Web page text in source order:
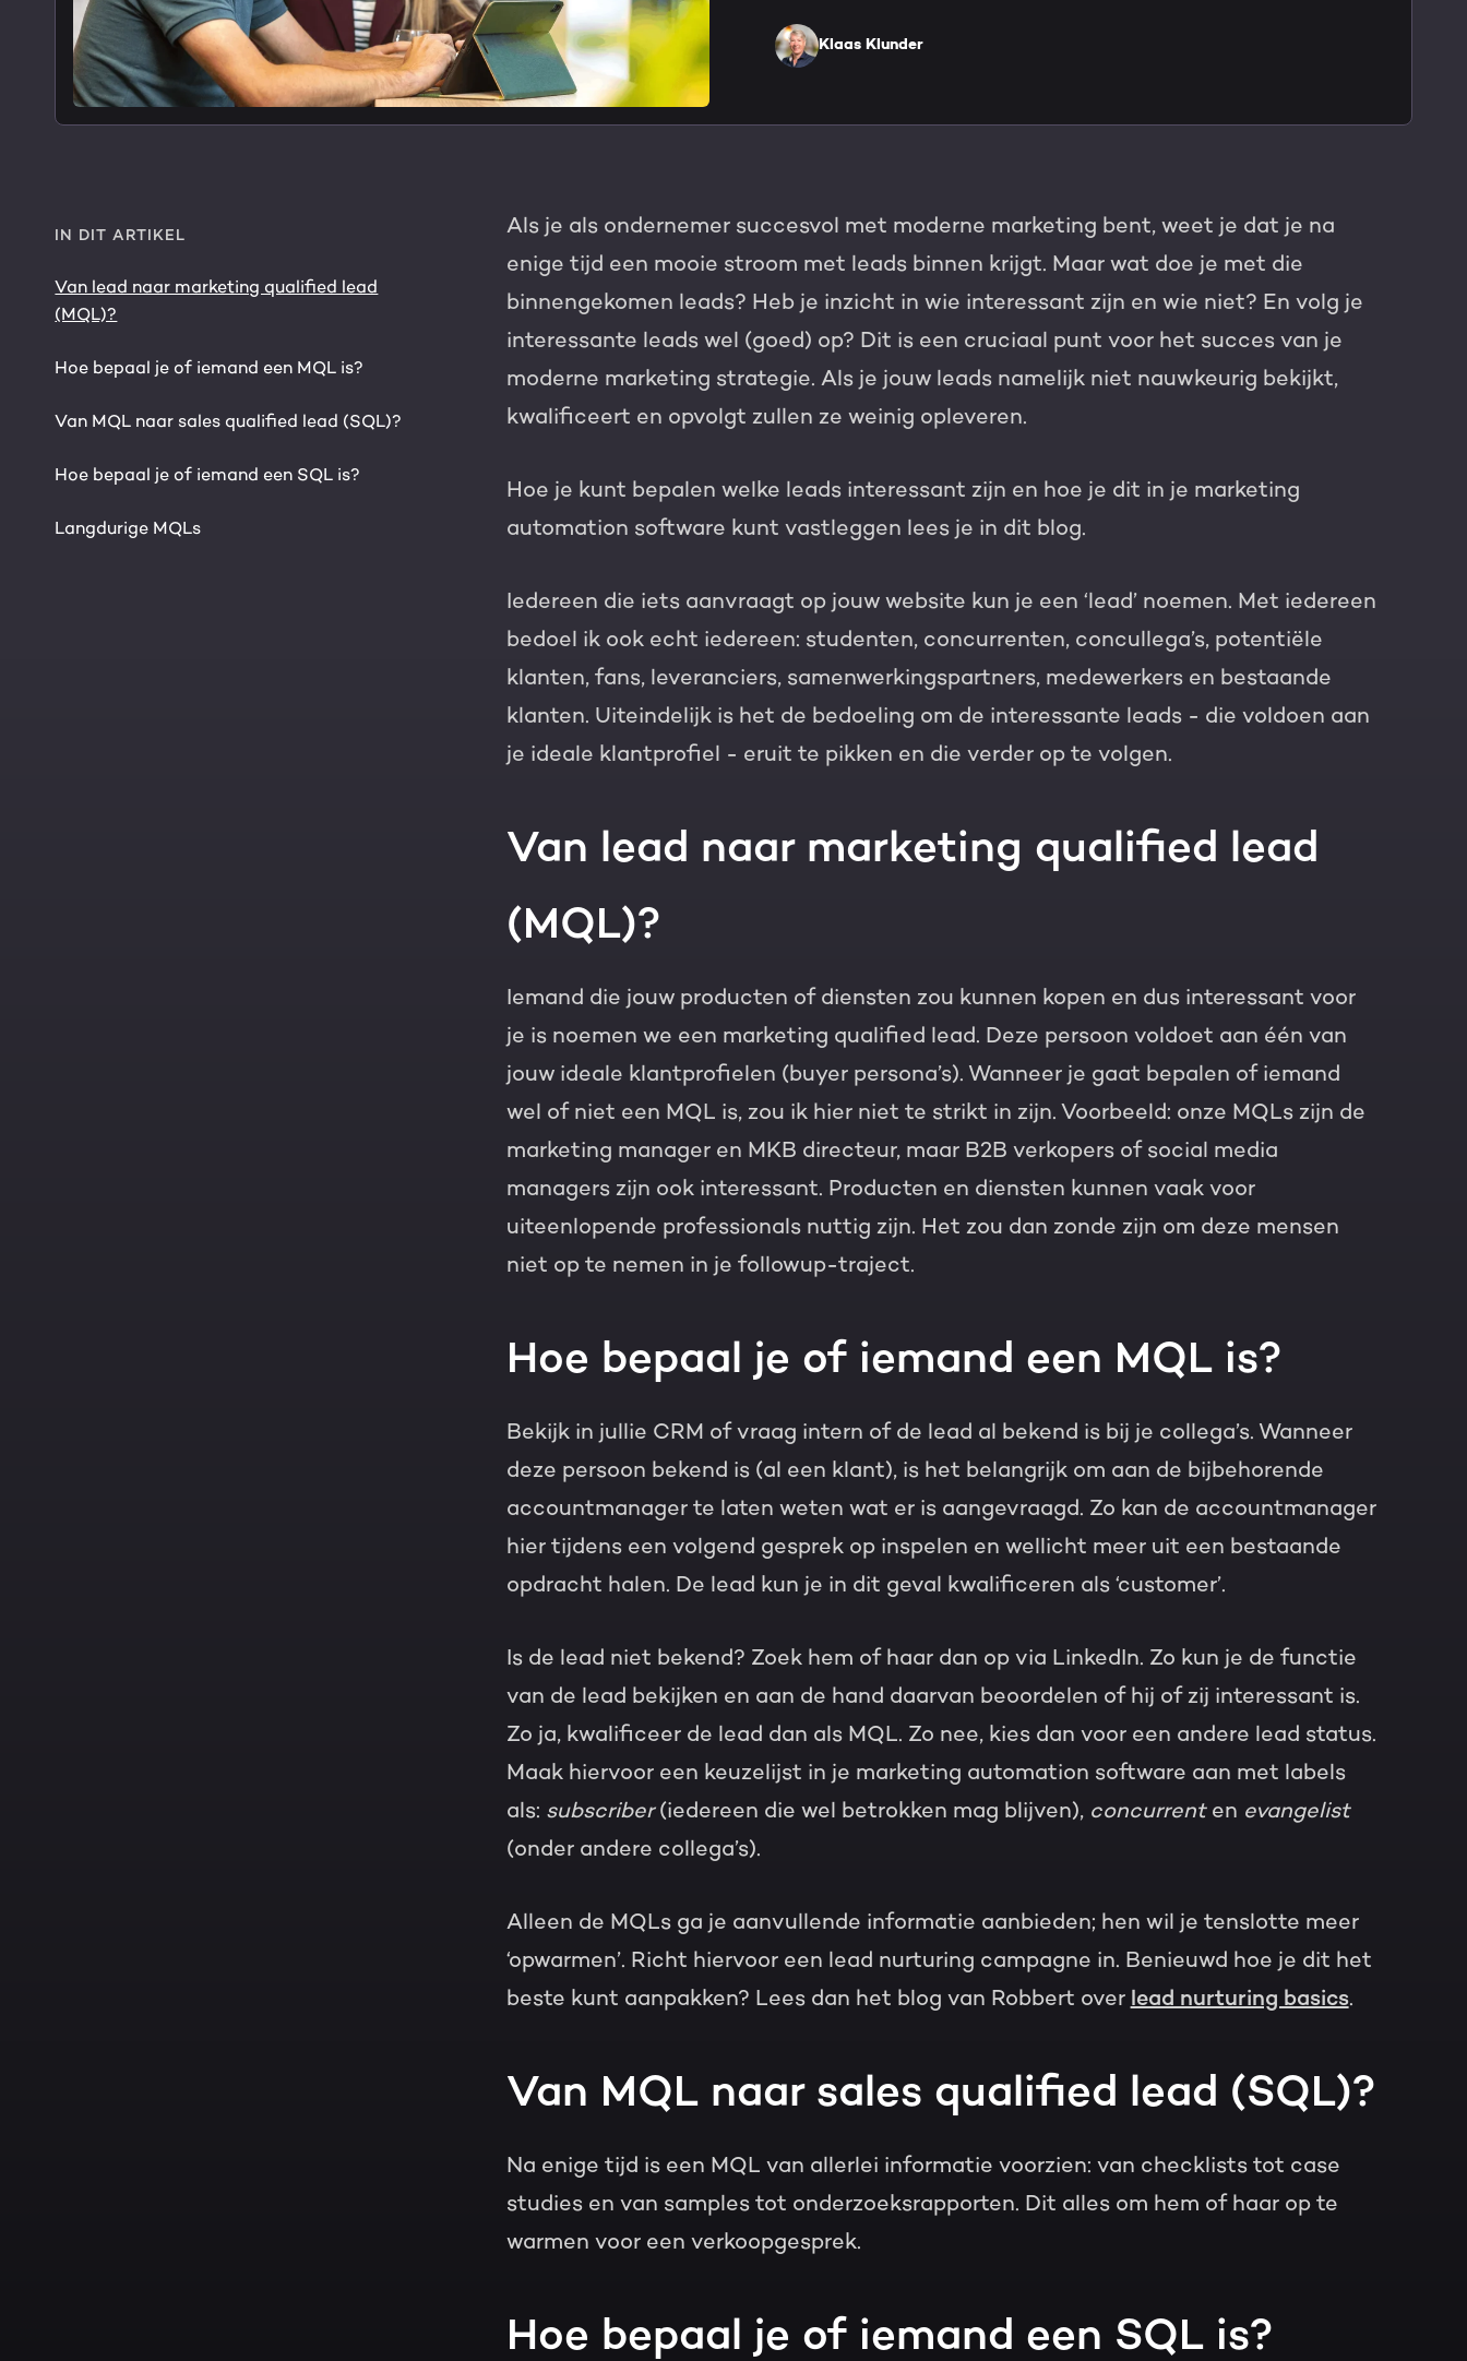
HubSpot maatwerk
Digital marketing
Marketing automation
Content & design
AI services
WEBSITE SERVICES
Modules & templates
Membership portals
Growth-driven design
Team
HubSpot partner
Awards
Werken bij
Blog
Kennisbank
Haal alles uit je HubSpot licentie
Gratis portal scan
Nederlands
Klaas Klunder
IN DIT ARTIKEL
Van lead naar marketing qualified lead
(MQL)?
Hoe bepaal je of iemand een MQL is?
Van MQL naar sales qualified lead (SQL)?
Hoe bepaal je of iemand een SQL is?
Langdurige MQLs
Als je als ondernemer succesvol met moderne marketing bent, weet je dat je na
enige tijd een mooie stroom met leads binnen krijgt. Maar wat doe je met die
binnengekomen leads? Heb je inzicht in wie interessant zijn en wie niet? En volg je
interessante leads wel (goed) op? Dit is een cruciaal punt voor het succes van je
moderne marketing strategie. Als je jouw leads namelijk niet nauwkeurig bekijkt,
kwalificeert en opvolgt zullen ze weinig opleveren.
Hoe je kunt bepalen welke leads interessant zijn en hoe je dit in je marketing
automation software kunt vastleggen lees je in dit blog.
Iedereen die iets aanvraagt op jouw website kun je een ‘lead’ noemen. Met iedereen
bedoel ik ook echt iedereen: studenten, concurrenten, concullega’s, potentiële
klanten, fans, leveranciers, samenwerkingspartners, medewerkers en bestaande
klanten. Uiteindelijk is het de bedoeling om de interessante leads - die voldoen aan
je ideale klantprofiel - eruit te pikken en die verder op te volgen.
Van lead naar marketing qualified lead
(MQL)?
Iemand die jouw producten of diensten zou kunnen kopen en dus interessant voor
je is noemen we een marketing qualified lead. Deze persoon voldoet aan één van
jouw ideale klantprofielen (buyer persona’s). Wanneer je gaat bepalen of iemand
wel of niet een MQL is, zou ik hier niet te strikt in zijn. Voorbeeld: onze MQLs zijn de
marketing manager en MKB directeur, maar B2B verkopers of social media
managers zijn ook interessant. Producten en diensten kunnen vaak voor
uiteenlopende professionals nuttig zijn. Het zou dan zonde zijn om deze mensen
niet op te nemen in je followup-traject.
Hoe bepaal je of iemand een MQL is?
Bekijk in jullie CRM of vraag intern of de lead al bekend is bij je collega’s. Wanneer
deze persoon bekend is (al een klant), is het belangrijk om aan de bijbehorende
accountmanager te laten weten wat er is aangevraagd. Zo kan de accountmanager
hier tijdens een volgend gesprek op inspelen en wellicht meer uit een bestaande
opdracht halen. De lead kun je in dit geval kwalificeren als ‘customer’.
Is de lead niet bekend? Zoek hem of haar dan op via LinkedIn. Zo kun je de functie
van de lead bekijken en aan de hand daarvan beoordelen of hij of zij interessant is.
Zo ja, kwalificeer de lead dan als MQL. Zo nee, kies dan voor een andere lead status.
Maak hiervoor een keuzelijst in je marketing automation software aan met labels
als: subscriber(iedereen die wel betrokken mag blijven), concurrenten evangelist
(onder andere collega’s).
Alleen de MQLs ga je aanvullende informatie aanbieden; hen wil je tenslotte meer
‘opwarmen’. Richt hiervoor een lead nurturing campagne in. Benieuwd hoe je dit het
beste kunt aanpakken? Lees dan het blog van Robbert over lead nurturing basics.
Van MQL naar sales qualified lead (SQL)?
Na enige tijd is een MQL van allerlei informatie voorzien: van checklists tot case
studies en van samples tot onderzoeksrapporten. Dit alles om hem of haar op te
warmen voor een verkoopgesprek.
Hoe bepaal je of iemand een SQL is?